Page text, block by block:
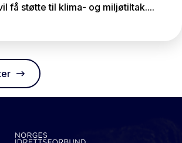
få støtte til klima- og miljøtiltak....